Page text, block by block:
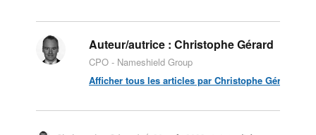
Auteur/autrice : Christophe Gérard
CPO - Nameshield Group
Afficher tous les articles par Christophe Gérard